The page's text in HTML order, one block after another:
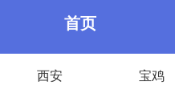
首页
西安 宝鸡